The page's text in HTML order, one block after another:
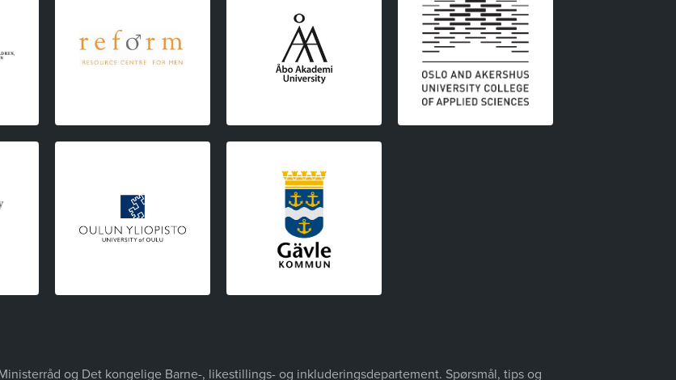
og Det kongelige Barne-, likestillings- og inkluderingsdepartement. Spørsmål, tips og